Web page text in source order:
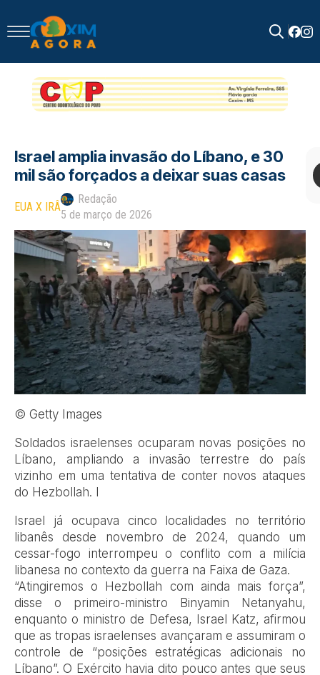
for:
Israel amplia invasão do Líbano, e 30
mil são forçados a deixar suas casas
EUA X IRÂ
Redação
5 de março de 2026
© Getty Images
Soldados israelenses ocuparam novas posições no
Líbano, ampliando a invasão terrestre do país
vizinho em uma tentativa de conter novos ataques
do Hezbollah. I
Israel já ocupava cinco localidades no território
libanês desde novembro de 2024, quando um
cessar-fogo interrompeu o conflito com a milícia
libanesa no contexto da guerra na Faixa de Gaza.
“Atingiremos o Hezbollah com ainda mais força”,
disse o primeiro-ministro Binyamin Netanyahu,
enquanto o ministro de Defesa, Israel Katz, afirmou
que as tropas israelenses avançaram e assumiram o
controle de “posições estratégicas adicionais no
Líbano”. O Exército havia dito pouco antes que seus